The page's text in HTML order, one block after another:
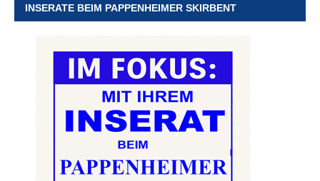
INSERATE BEIM PAPPENHEIMER SKIRBENT